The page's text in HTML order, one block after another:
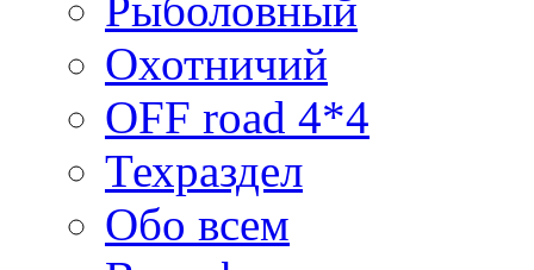
Охотничий
OFF road 4*4
Техраздел
Обо всем